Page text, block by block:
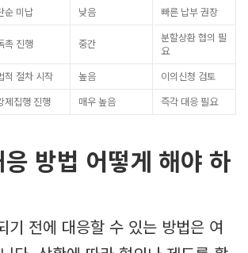
순 미납 낮음 빠른 납부 권장
촉 진행 중간
분할상환 협의 필
요
적 절차 시작 높음
이의신청 검토
제집행 진행 매우 높음 즉각 대응 필요
방법 어떻게 해야 하
기 전에 대응할 수 있는 방법은 여